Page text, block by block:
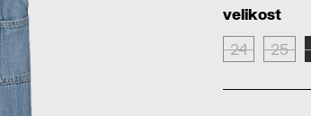
velikost
24 25